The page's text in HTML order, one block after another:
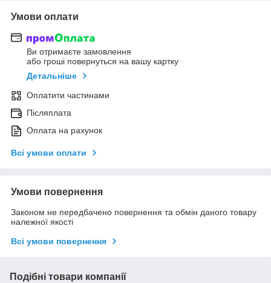
Умови оплати
Ви отримаєте замовлення
або гроші повернуться на вашу картку
Детальніше
Оплатити частинами
Післяплата
Оплата на рахунок
Всі умови оплати
Умови повернення
Законом не передбачено повернення та обмін даного товару
належної якості
Всі умови повернення
Подібні товари компанії